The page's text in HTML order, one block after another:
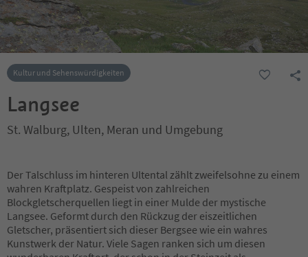
Kultur und Sehenswürdigkeiten
Langsee
St. Walburg, Ulten, Meran und Umgebung
Der Talschluss im hinteren Ultental zählt zweifelsohne zu einem
wahren Kraftplatz. Gespeist von zahlreichen
Blockgletscherquellen liegt in einer Mulde der mystische
Langsee. Geformt durch den Rückzug der eiszeitlichen
Gletscher, präsentiert sich dieser Bergsee wie ein wahres
Kunstwerk der Natur. Viele Sagen ranken sich um diesen